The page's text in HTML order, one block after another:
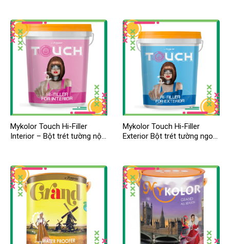
Mykolor Touch Hi-Filler
Interior – Bột trét tường nội
Mykolor Touch Hi-Filler
Exterior Bột trét tường ngoại